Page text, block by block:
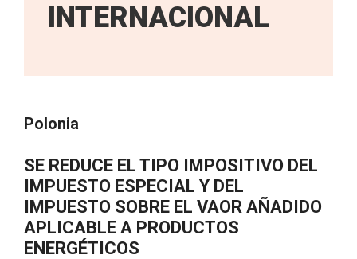
INTERNACIONAL
Polonia
SE REDUCE EL TIPO IMPOSITIVO DEL
IMPUESTO ESPECIAL Y DEL
IMPUESTO SOBRE EL VAOR AÑADIDO
APLICABLE A PRODUCTOS
ENERGÉTICOS